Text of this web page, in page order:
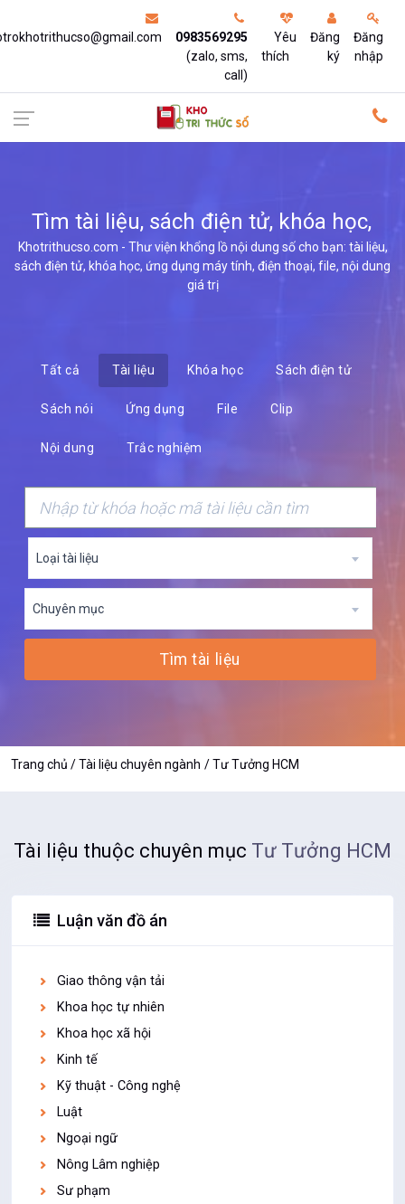
0983569295
(zalo, sms,
call)
Yêu
thích
Đăng
ký
Đăng
nhập
Tìm tài liệu, sách điện tử, khóa học,
ứng dụn
Khotrithucso.com - Thư viện khổng lồ nội dung số cho bạn: tài liệu,
Tất cả Tài liệu Khóa học Sách điện tử
Sách nói Ứng dụng File Clip
Nội dung Trắc nghiệm
Loại tài liệu
Chuyên mục
Tìm tài liệu
Trang chủ Tài liệu chuyên ngành Tư Tưởng HCM
Tài liệu thuộc chuyên mục Tư Tưởng HCM
Luận văn đồ án
Giao thông vận tải
Khoa học tự nhiên
Khoa học xã hội
Kinh tế
Kỹ thuật - Công nghệ
Luật
Ngoại ngữ
Nông Lâm nghiệp
Sư phạm